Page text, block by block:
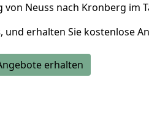
Neuss nach Kronberg im
, und erhalten Sie kostenlose
erhalten